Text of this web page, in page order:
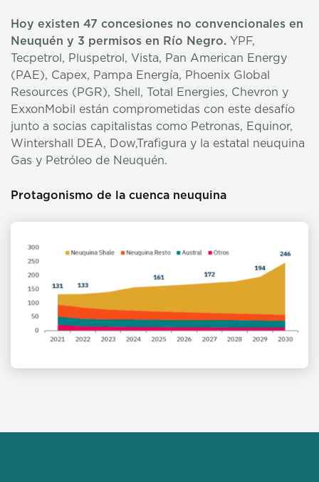
Hoy existen 47 concesiones no convencionales en
Neuquén y 3 permisos en Río Negro. YPF,
Tecpetrol, Pluspetrol, Vista, Pan American Energy
(PAE), Capex, Pampa Energía, Phoenix Global
Resources (PGR), Shell, Total Energies, Chevron y
ExxonMobil están comprometidas con este desafío
junto a socias capitalistas como Petronas, Equinor,
Wintershall DEA, Dow,Trafigura y la estatal neuquina
Gas y Petróleo de Neuquén.
Protagonismo de la cuenca neuquina